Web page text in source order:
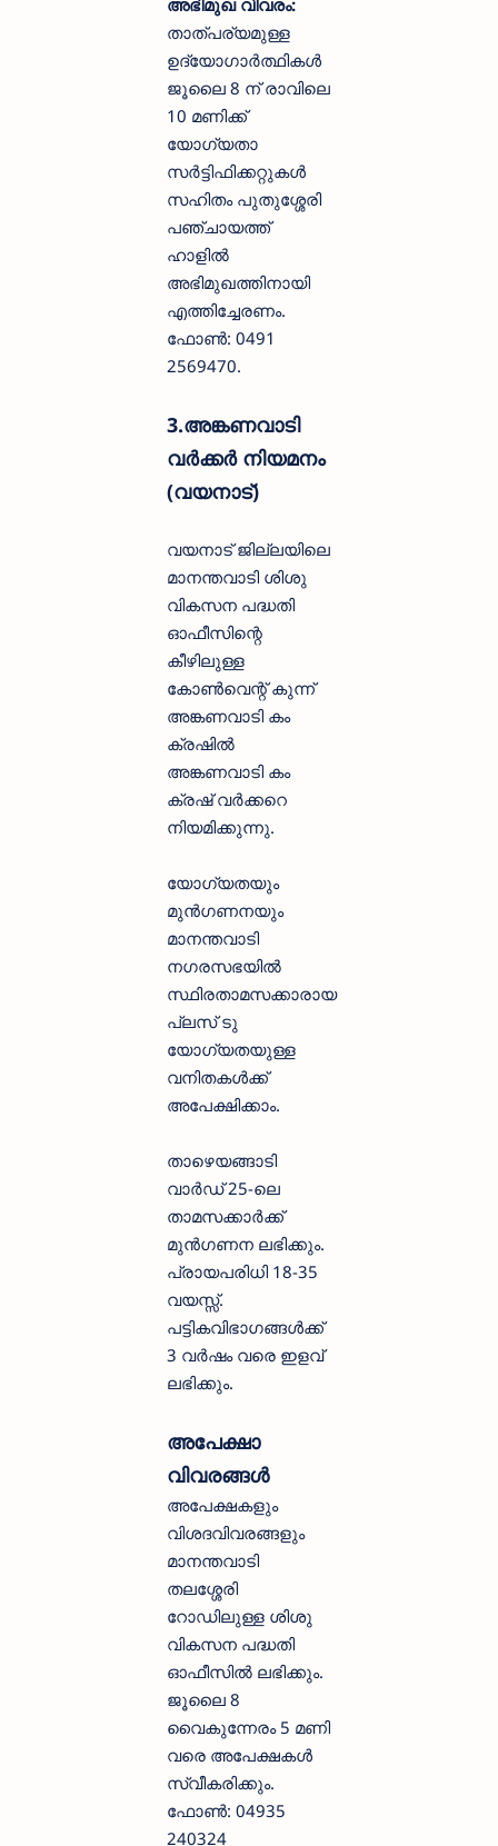
അഭിമുഖ വിവരം:
താത്പര്യമുള്ള
ഉദ്യോഗാർത്ഥികൾ
ജൂലൈ 8 ന് രാവിലെ
10 മണിക്ക്
യോഗ്യതാ
സർട്ടിഫിക്കറ്റുകൾ
സഹിതം പുതുശ്ശേരി
പഞ്ചായത്ത്
ഹാളിൽ
അഭിമുഖത്തിനായി
എത്തിച്ചേരണം.
ഫോൺ: 0491
2569470.
3.അങ്കണവാടി
വർക്കർ നിയമനം
(വയനാട്)
വയനാട് ജില്ലയിലെ
മാനന്തവാടി ശിശു
വികസന പദ്ധതി
ഓഫീസിന്റെ
കീഴിലുള്ള
കോൺവെന്റ് കുന്ന്
അങ്കണവാടി കം
ക്രഷിൽ
അങ്കണവാടി കം
ക്രഷ് വർക്കറെ
നിയമിക്കുന്നു.
യോഗ്യതയും
മുൻഗണനയും
മാനന്തവാടി
നഗരസഭയിൽ
സ്ഥിരതാമസക്കാരായ
പ്ലസ് ടു
യോഗ്യതയുള്ള
വനിതകൾക്ക്
അപേക്ഷിക്കാം.
താഴെയങ്ങാടി
വാർഡ് 25-ലെ
താമസക്കാർക്ക്
മുൻഗണന ലഭിക്കും.
പ്രായപരിധി 18-35
വയസ്സ്.
പട്ടികവിഭാഗങ്ങൾക്ക്
3 വർഷം വരെ ഇളവ്
ലഭിക്കും.
അപേക്ഷാ
വിവരങ്ങൾ
അപേക്ഷകളും
വിശദവിവരങ്ങളും
മാനന്തവാടി
തലശ്ശേരി
റോഡിലുള്ള ശിശു
വികസന പദ്ധതി
ഓഫീസിൽ ലഭിക്കും.
ജൂലൈ 8
വൈകുന്നേരം 5 മണി
വരെ അപേക്ഷകൾ
സ്വീകരിക്കും.
ഫോൺ: 04935
240324